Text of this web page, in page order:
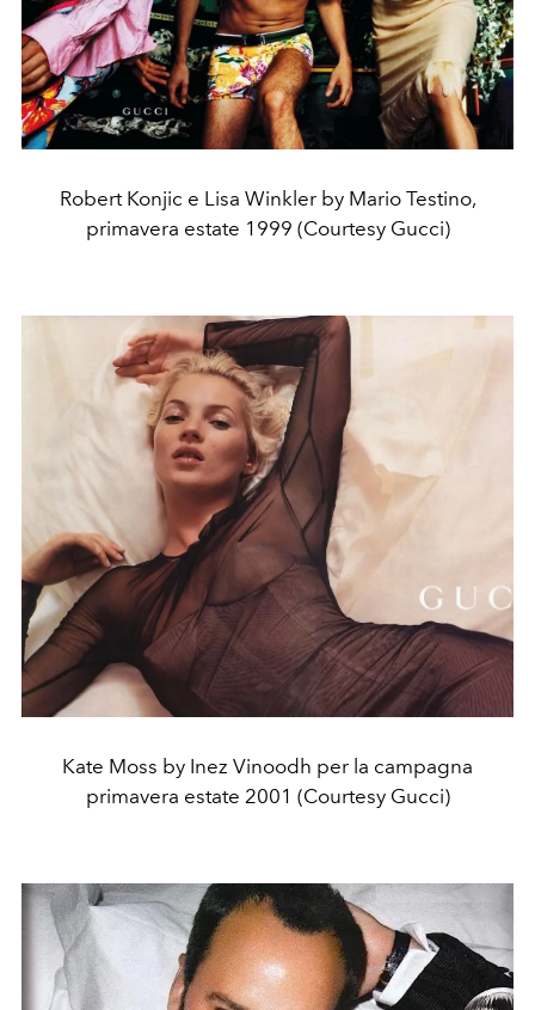
Robert Konjic e Lisa Winkler by Mario Testino,
primavera estate 1999 (Courtesy Gucci)
Kate Moss by Inez Vinoodh per la campagna
primavera estate 2001 (Courtesy Gucci)